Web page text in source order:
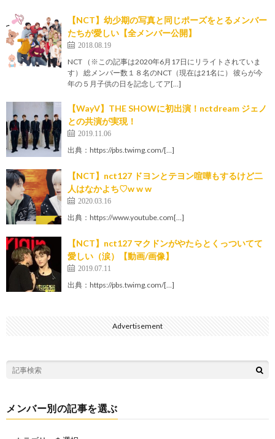
【NCT】幼少期の写真と同じポーズをとるメンバー
たちが愛しい【全メンバー公開】
2018.08.19
NCT （※この記事は2020年6月17日にリライトされていま
す） 総メンバー数１８名のNCT（現在は21名に） 彼らが今
年の５月子供の日を記念してア[…]
【WayV】THE SHOWに初出演！nctdream ジェノ
との共演が実現！
2019.11.06
出典：https://pbs.twimg.com/[…]
【NCT】nct127 ドヨンとテヨン喧嘩もするけど二
人はなかよち♡w w w
2020.03.16
出典：https://www.youtube.com[…]
【NCT】nct127 マクドンがやたらとくっついてて
愛しい（涙）【動画/画像】
2019.07.11
出典：https://pbs.twimg.com/[…]
Advertisement
メンバー別の記事を選ぶ